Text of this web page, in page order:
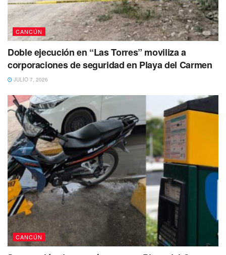
CANCÚN
Doble ejecución en “Las Torres” moviliza a
corporaciones de seguridad en Playa del Carmen
JULIO 7, 2026
CANCÚN